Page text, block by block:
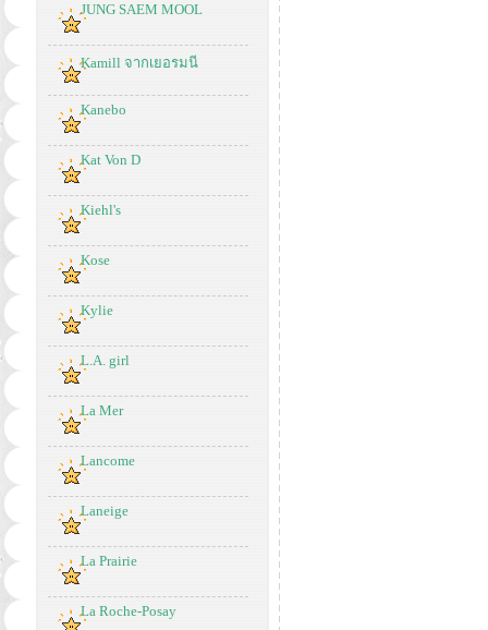
JUNG SAEM MOOL
Kamill จากเยอรมนี
Kanebo
Kat Von D
Kiehl's
Kose
Kylie
L.A. girl
La Mer
Lancome
Laneige
La Prairie
La Roche-Posay